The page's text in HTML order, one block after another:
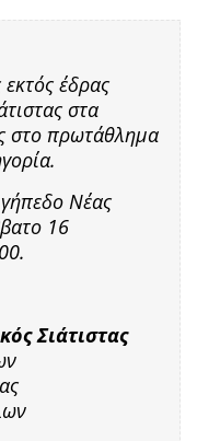
εκτός έδρας
στα
στο πρωτάθλημα
Νέας
16
Σιάτιστας